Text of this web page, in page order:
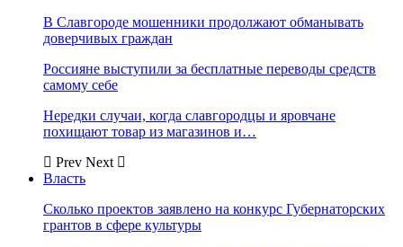
В Славгороде мошенники продолжают обманывать
доверчивых граждан
Россияне выступили за бесплатные переводы средств
самому себе
Нередки случаи, когда славгородцы и яровчане
похищают товар из магазинов и…
Prev Next
Власть
Сколько проектов заявлено на конкурс Губернаторских
грантов в сфере культуры